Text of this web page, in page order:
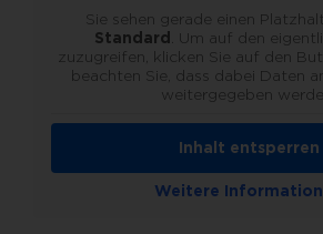
Sie sehen gerade einen
Standard
. Um auf den
zuzugreifen, klicken Sie auf den
beachten Sie, dass dabei Daten
weitergegeben
Inhalt entsperren
Weitere